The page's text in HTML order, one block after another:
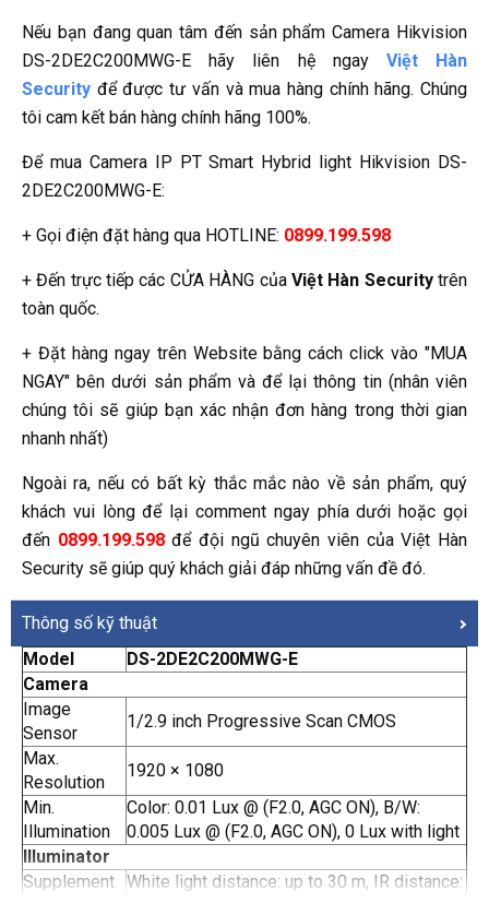
Nếu bạn đang quan tâm đến sản phẩm Camera Hikvision
DS-2DE2C200MWG-E hãy liên hệ ngay Việt Hàn
Security để được tư vấn và mua hàng chính hãng. Chúng
tôi cam kết bán hàng chính hãng 100%.
Để mua Camera IP PT Smart Hybrid light Hikvision DS-
2DE2C200MWG-E:
+ Gọi điện đặt hàng qua HOTLINE: 0899.199.598
+ Đến trực tiếp các CỬA HÀNG của Việt Hàn Securitytrên
toàn quốc.
+ Đặt hàng ngay trên Website bằng cách click vào "MUA
NGAY" bên dưới sản phẩm và để lại thông tin (nhân viên
chúng tôi sẽ giúp bạn xác nhận đơn hàng trong thời gian
nhanh nhất)
Ngoài ra, nếu có bất kỳ thắc mắc nào về sản phẩm, quý
khách vui lòng để lại comment ngay phía dưới hoặc gọi
đến 0899.199.598 để đội ngũ chuyên viên của Việt Hàn
Security sẽ giúp quý khách giải đáp những vấn đề đó.
Thông số kỹ thuật
Model
DS-2DE2C200MWG-E
Camera
Image
Sensor
1/2.9 inch Progressive Scan CMOS
Max.
Resolution
1920 × 1080
Min.
Illumination
Color: 0.01 Lux @ (F2.0, AGC ON), B/W:
0.005 Lux @ (F2.0, AGC ON), 0 Lux with light
Illuminator
Supplement White light distance: up to 30 m, IR distance: